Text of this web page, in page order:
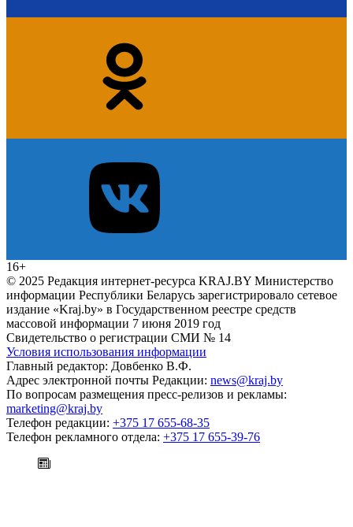
16+
© 2025 Редакция интернет-ресурса KRAJ.BY Министерство
информации Республики Беларусь зарегистрировало сетевое
издание «Kraj.by» в Государственном реестре средств
массовой информации 7 июня 2019 год
Свидетельство о регистрации СМИ № 14
Условия использования информации
Главный редактор: Довбенко В.Ф.
Адрес электронной почты Редакции: news@kraj.by
По вопросам размещения пресс-релизов и рекламы:
marketing@kraj.by
Телефон редакции: +375 17 655-68-35
Телефон рекламного отдела: +375 17 655-39-76